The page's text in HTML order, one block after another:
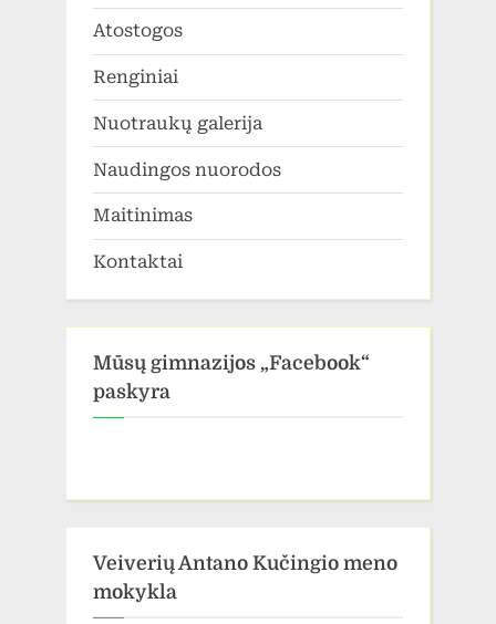
Atostogos
Renginiai
Nuotraukų galerija
Naudingos nuorodos
Maitinimas
Kontaktai
Mūsų gimnazijos „Facebook“
paskyra
Veiverių Antano Kučingio meno
mokykla